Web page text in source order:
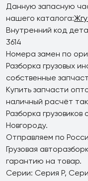
Данную запасную
нашего каталога:
Внутренний код
3614
Номера замен по
Разборка грузовых
собственные
Купить запчасти
наличный расчёт
Разборка
Новгороду.
Отправляем по
Грузовая
гарантию на товар.
Серии: Серия P,